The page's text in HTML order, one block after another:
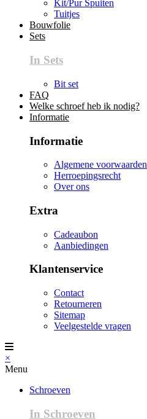
Kit/Pur Spuiten
Tuitjes
Bouwfolie
Sets
In Sets
Bit set
FAQ
Welke schroef heb ik nodig?
Informatie
Informatie
Algemene voorwaarden
Herroepingsrecht
Over ons
Extra
Cadeaubon
Aanbiedingen
Klantenservice
Contact
Retourneren
Sitemap
Veelgestelde vragen
×
Menu
Schroeven
In Schroeven